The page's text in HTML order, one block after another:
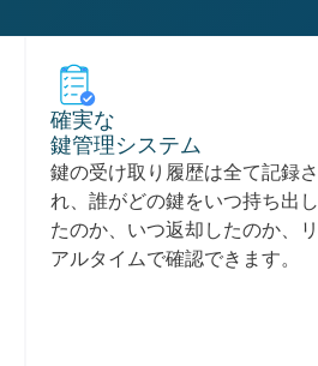
確実な
鍵管理システム
鍵の受け取り履歴は全て記録さ
れ、誰がどの鍵をいつ持ち出し
たのか、いつ返却したのか、リ
アルタイムで確認できます。